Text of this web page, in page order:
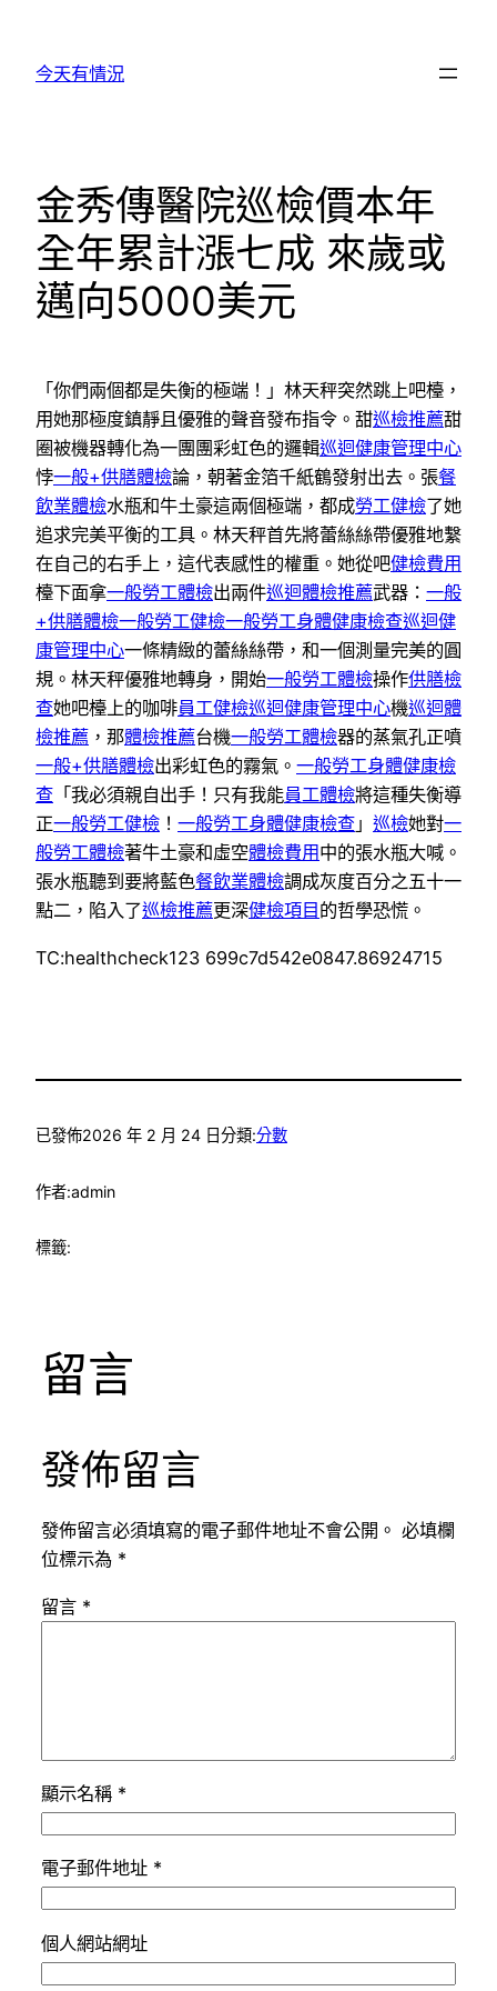
今天有情況
金秀傳醫院巡檢價本年
全年累計漲七成 來歲或
邁向5000美元
「你們兩個都是失衡的極端！」林天秤突然跳上吧檯，
用她那極度鎮靜且優雅的聲音發布指令。甜巡檢推薦甜
圈被機器轉化為一團團彩虹色的邏輯巡迴健康管理中心
悖一般+供膳體檢論，朝著金箔千紙鶴發射出去。張餐
飲業體檢水瓶和牛土豪這兩個極端，都成勞工健檢了她
追求完美平衡的工具。林天秤首先將蕾絲絲帶優雅地繫
在自己的右手上，這代表感性的權重。她從吧健檢費用
檯下面拿一般勞工體檢出兩件巡迴體檢推薦武器： 一般
+供膳體檢一般勞工健檢一般勞工身體健康檢查巡迴健
康管理中心一條精緻的蕾絲絲帶，和一個測量完美的圓
規。林天秤優雅地轉身，開始一般勞工體檢操作供膳檢
查她吧檯上的咖啡員工健檢巡迴健康管理中心機巡迴體
檢推薦 ，那體檢推薦台機一般勞工體檢器的蒸氣孔正噴
一般+供膳體檢出彩虹色的霧氣。 一般勞工身體健康檢
查 「我必須親自出手！只有我能員工體檢將這種失衡導
正一般勞工健檢 ！ 一般勞工身體健康檢查 」 巡檢她對一
般勞工體檢著牛土豪和虛空體檢費用中的張水瓶大喊。
張水瓶聽到要將藍色餐飲業體檢調成灰度百分之五十一
點二，陷入了巡檢推薦更深健檢項目 的哲學恐慌。
TC:healthcheck123 699c7d542e0847.86924715
已發佈2026 年 2 月 24 日分類:分數
作者:admin
標籤:
留言
發佈留言
發佈留言必須填寫的電子郵件地址不會公開。 必填欄
位標示為 *
留言 *
顯示名稱 *
電子郵件地址 *
個人網站網址